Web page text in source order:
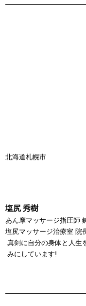
塩尻 秀樹
あん摩マッサージ指圧師
塩尻マッサージ治療室 院
真剣に自分の身体と人生
みにしています!
北海道札幌市